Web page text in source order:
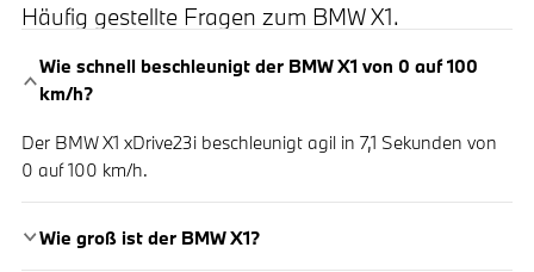
Häufig gestellte Fragen zum BMW X1.
Wie schnell beschleunigt der BMW X1 von 0 auf 100
km/h?
Der BMW X1 xDrive23i beschleunigt agil in 7,1 Sekunden von
0 auf 100 km/h.
Wie groß ist der BMW X1?